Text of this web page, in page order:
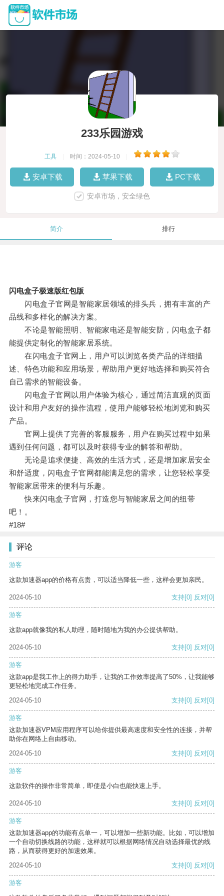
233乐园游戏
工具 时间：2024-05-10
安卓下载 苹果下载 PC下载
安卓市场，安全绿色
简介 排行
闪电盒子极速版红包版
闪电盒子官网是智能家居领域的排头兵，拥有丰富的产
品线和多样化的解决方案。
不论是智能照明、智能家电还是智能安防，闪电盒子都
能提供定制化的智能家居系统。
在闪电盒子官网上，用户可以浏览各类产品的详细描
述、特色功能和应用场景，帮助用户更好地选择和购买符合
自己需求的智能设备。
闪电盒子官网以用户体验为核心，通过简洁直观的页面
设计和用户友好的操作流程，使用户能够轻松地浏览和购买
产品。
官网上提供了完善的客服服务，用户在购买过程中如果
遇到任何问题，都可以及时获得专业的解答和帮助。
无论是追求便捷、高效的生活方式，还是增加家居安全
和舒适度，闪电盒子官网都能满足您的需求，让您轻松享受
智能家居带来的便利与乐趣。
快来闪电盒子官网，打造您与智能家居之间的纽带
吧！。
#18#
评论
游客
这款加速器app的价格有点贵，可以适当降低一些，这样会更加亲民。
2024-05-10 支持[0] 反对[0]
游客
这款app就像我的私人助理，随时随地为我的办公提供帮助。
2024-05-10 支持[0] 反对[0]
游客
这款app是我工作上的得力助手，让我的工作效率提高了50%，让我能够
更轻松地完成工作任务。
2024-05-10
支持[0] 反对[0]
游客
这款加速器VPM应用程序可以给你提供最高速度和安全性的连接，并帮
助你在网络上自由移动。
2024-05-10
支持[0] 反对[0]
游客
这款软件的操作非常简单，即使是小白也能快速上手。
2024-05-10 支持[0] 反对[0]
游客
这款加速器app的功能有点单一，可以增加一些新功能。比如，可以增加
一个自动切换线路的功能，这样就可以根据网络情况自动选择最优的线
路，从而获得更好的加速效果。
2024-05-10
支持[0] 反对[0]
游客